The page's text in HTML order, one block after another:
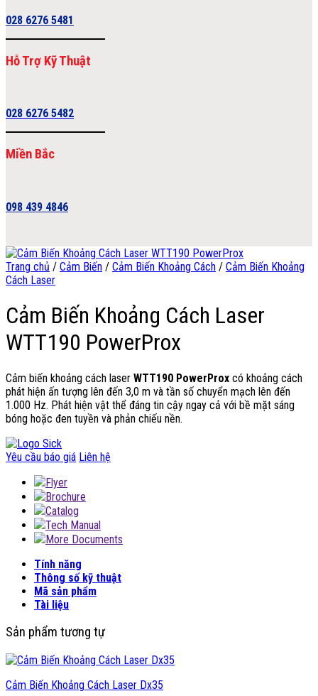
028 6276 5481
Hỗ Trợ Kỹ Thuật
028 6276 5482
Miền Bắc
098 439 4846
Trang chủ / Cảm Biến / Cảm Biến Khoảng Cách / Cảm Biến Khoảng
Cách Laser
Cảm Biến Khoảng Cách Laser
WTT190 PowerProx
Cảm biến khoảng cách laser WTT190 PowerProx có khoảng cách
phát hiện ấn tượng lên đến 3,0 m và tần số chuyển mạch lên đến
1.000 Hz. Phát hiện vật thể đáng tin cậy ngay cả với bề mặt sáng
bóng hoặc đen tuyền và phản chiếu nền.
Yêu cầu báo giá Liên hệ
Flyer
Brochure
Catalog
Tech Manual
More Documents
Tính năng
Thông số kỹ thuật
Mã sản phẩm
Tài liệu
Sản phẩm tương tự
Cảm Biến Khoảng Cách Laser Dx35